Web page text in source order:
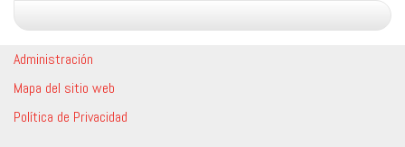
Administración
Mapa del sitio web
Política de Privacidad